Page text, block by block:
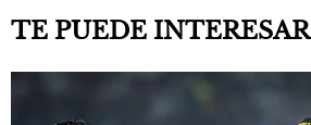
TE PUEDE INTERESAR